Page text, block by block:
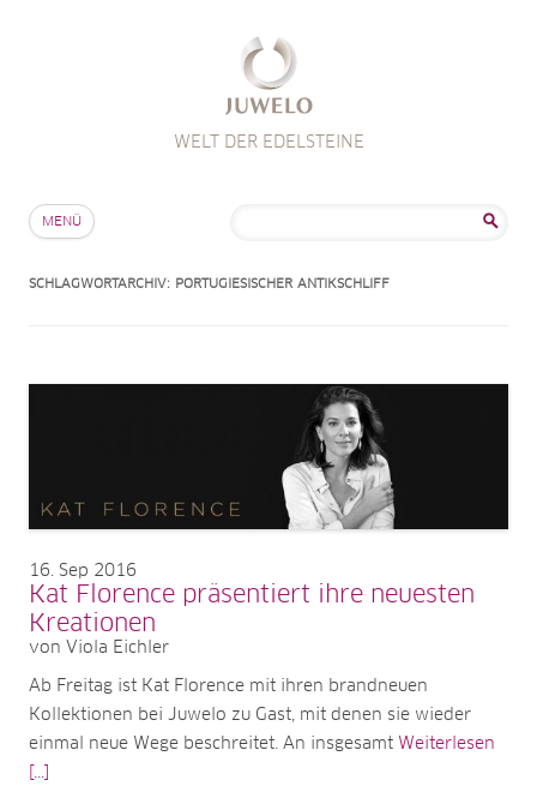
WELT DER EDELSTEINE
MENÜ
SCHLAGWORTARCHIV: PORTUGIESISCHER ANTIKSCHLIFF
16 Sep 2016
Kat Florence präsentiert ihre neuesten
Kreationen
von Viola Eichler
Ab Freitag ist Kat Florence mit ihren brandneuen
Kollektionen bei Juwelo zu Gast, mit denen sie wieder
einmal neue Wege beschreitet. An insgesamt Weiterlesen